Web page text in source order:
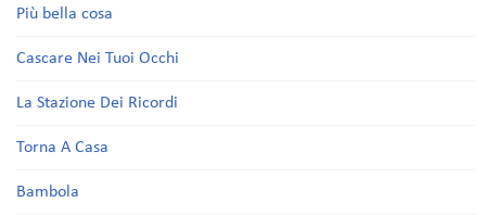
Più bella cosa
Cascare Nei Tuoi Occhi
La Stazione Dei Ricordi
Torna A Casa
Bambola